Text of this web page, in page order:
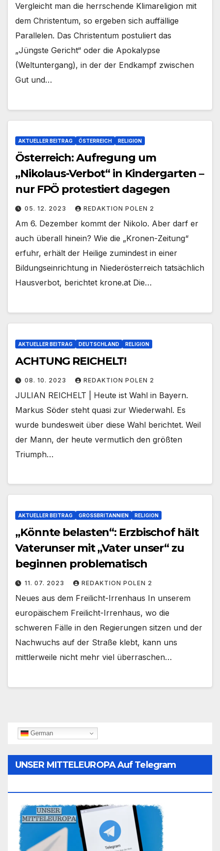
Vergleicht man die herrschende Klimareligion mit
dem Christentum, so ergeben sich auffällige
Parallelen. Das Christentum postuliert das
„Jüngste Gericht“ oder die Apokalypse
(Weltuntergang), in der der Endkampf zwischen
Gut und…
AKTUELLER BEITRAG ÖSTERREICH RELIGION
Österreich: Aufregung um
„Nikolaus-Verbot“ in Kindergarten –
nur FPÖ protestiert dagegen
05. 12. 2023 REDAKTION POLEN 2
Am 6. Dezember kommt der Nikolo. Aber darf er
auch überall hinein? Wie die „Kronen-Zeitung“
erfuhr, erhält der Heilige zumindest in einer
Bildungseinrichtung in Niederösterreich tatsächlich
Hausverbot, berichtet krone.at Die…
AKTUELLER BEITRAG DEUTSCHLAND RELIGION
ACHTUNG REICHELT!
08. 10. 2023 REDAKTION POLEN 2
JULIAN REICHELT | Heute ist Wahl in Bayern.
Markus Söder steht quasi zur Wiederwahl. Es
wurde bundesweit über diese Wahl berichtet. Weil
der Mann, der heute vermutlich den größten
Triumph…
AKTUELLER BEITRAG GROSSBRITANNIEN RELIGION
„Könnte belasten“: Erzbischof hält
Vaterunser mit „Vater unser“ zu
beginnen problematisch
11. 07. 2023 REDAKTION POLEN 2
Neues aus dem Freilicht-Irrenhaus In unserem
europäischem Freilicht-Irrenhaus, wo die
schweren Fälle in den Regierungen sitzen und der
Nachwuchs auf der Straße klebt, kann uns
mittlerweile nicht mehr viel überraschen…
German
UNSER MITTELEUROPA Auf Telegram